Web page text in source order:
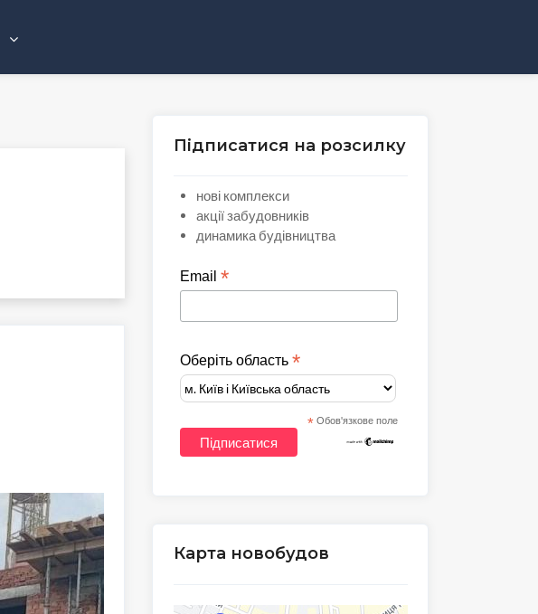
Підписатися на розсилку
нові комплекси
акції забудовників
динамика будівництва
Email*
Оберіть область*
* Обов'язкове поле
Карта новобудов